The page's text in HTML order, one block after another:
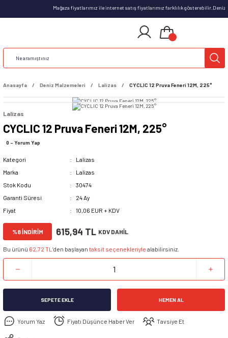
Mağaza fiyatlarımız ile internet satış fiyatlarımız farklılık
Anasayfa Deniz Malzemeleri Lalizas CYCLIC 12 Pruva Feneri 12M, 225°
Lalizas
CYCLIC 12 Pruva Feneri 12M, 225°
0 - Yorum Yap
Kategori
Lalizas
Marka
Lalizas
Stok Kodu
30474
Garanti Süresi
24 Ay
Fiyat
10,06 EUR + KDV
%8 İNDİRİM 615,94 TL KDV DAHİL
Bu ürünü 62,72 TL ’den başlayan taksit seçenekleriyle alabilirsiniz.
SEPETE EKLE HEMEN AL
Yorum Yaz Fiyatı Düşünce Haber Ver Tavsiye Et